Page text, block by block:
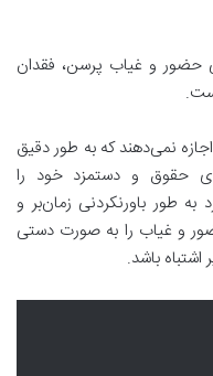
و غیاب پرسن، فقدان
نمی‌دهند که به طور دقیق
حقوق و دستمزد خود را
طور باورنکردنی زمان‌بر و
و غیاب را به صورت دستی
اشتباه باشد.